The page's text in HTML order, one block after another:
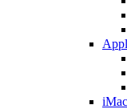
iMac